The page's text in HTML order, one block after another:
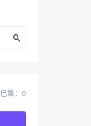
已售：0